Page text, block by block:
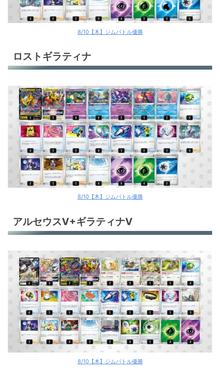
8/10【木】ジムバトル優勝
ロストギラティナ
8/10【木】ジムバトル優勝
アルセウスV+ギラティナV
8/10【木】ジムバトル優勝